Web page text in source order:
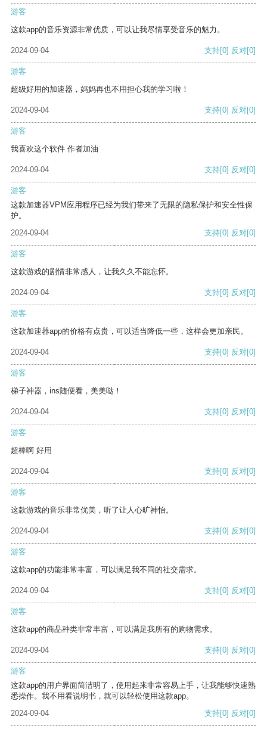
游客
这款app的音乐资源非常优质，可以让我尽情享受音乐的魅力。
2024-09-04 支持[0] 反对[0]
游客
超级好用的加速器，妈妈再也不用担心我的学习啦！
2024-09-04 支持[0] 反对[0]
游客
我喜欢这个软件 作者加油
2024-09-04 支持[0] 反对[0]
游客
这款加速器VPM应用程序已经为我们带来了无限的隐私保护和安全性保
护。
2024-09-04
支持[0] 反对[0]
游客
这款游戏的剧情非常感人，让我久久不能忘怀。
2024-09-04 支持[0] 反对[0]
游客
这款加速器app的价格有点贵，可以适当降低一些，这样会更加亲民。
2024-09-04 支持[0] 反对[0]
游客
梯子神器，ins随便看，美美哒！
2024-09-04 支持[0] 反对[0]
游客
超棒啊 好用
2024-09-04 支持[0] 反对[0]
游客
这款游戏的音乐非常优美，听了让人心旷神怡。
2024-09-04 支持[0] 反对[0]
游客
这款app的功能非常丰富，可以满足我不同的社交需求。
2024-09-04 支持[0] 反对[0]
游客
这款app的商品种类非常丰富，可以满足我所有的购物需求。
2024-09-04 支持[0] 反对[0]
游客
这款app的用户界面简洁明了，使用起来非常容易上手，让我能够快速熟
悉操作。我不用看说明书，就可以轻松使用这款app。
2024-09-04
支持[0] 反对[0]